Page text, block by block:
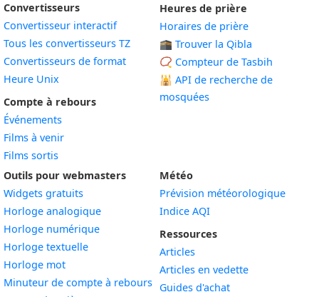
Convertisseurs
Convertisseur interactif
Tous les convertisseurs TZ
Convertisseurs de format
Heure Unix
Compte à rebours
Événements
Films à venir
Films sortis
Heures de prière
Horaires de prière
🕋 Trouver la Qibla
📿 Compteur de Tasbih
🕌 API de recherche de
mosquées
Outils pour webmasters
Widgets gratuits
Horloge analogiqueWidget
Horloge numériqueWidget
Horloge textuelleWidget
Horloge motWidget
Minuteur de compte à rebours Widget
Météo
Prévision météorologique
Indice AQI
Ressources
Articles
Articles en vedette
Guides d'achat